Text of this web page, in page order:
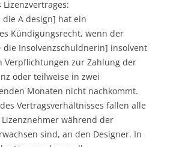
die A design] hat ein
Kündigungsrecht, wenn der
die Insolvenzschuldnerin] insolvent
Verpflichtungen zur Zahlung der
oder teilweise in zwei
Monaten nicht nachkommt.
Vertragsverhältnisses fallen alle
während der
sind, an den Designer. In